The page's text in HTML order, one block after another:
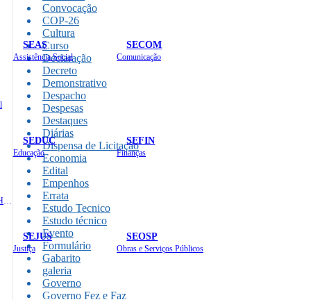
SEAS
Assistência Social
SECOM
Comunicação
SEDUC
Educação
SEFIN
Finanças
SEJUS
Justiça
SEOSP
Obras e Serviços Públicos
Convocação
COP-26
Cultura
Curso
Declaração
Decreto
Demonstrativo
Despacho
Despesas
Destaques
Diárias
Dispensa de Licitação
Economia
Edital
Empenhos
Errata
Estudo Tecnico
Estudo técnico
Evento
Formulário
Gabarito
galeria
Governo
Governo Fez e Faz